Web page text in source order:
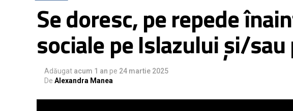
Se doresc, pe repede
sociale pe Islazului și/sau
Adăugat acum 1 an pe 24 martie 2025
De Alexandra Manea